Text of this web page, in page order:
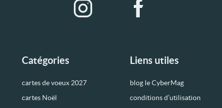
Catégories
cartes de voeux 2027
cartes Noël
Liens utiles
blog le CyberMag
conditions d’utilisation